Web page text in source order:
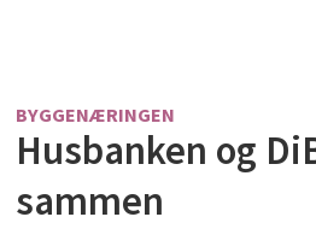
BYGGENÆRINGEN
Husbanken og
sammen